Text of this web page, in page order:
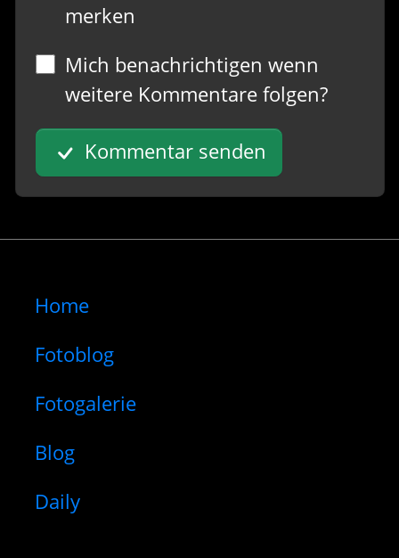
merken
Mich benachrichtigen wenn
weitere Kommentare folgen?
Kommentar senden
Home
Fotoblog
Fotogalerie
Blog
Daily